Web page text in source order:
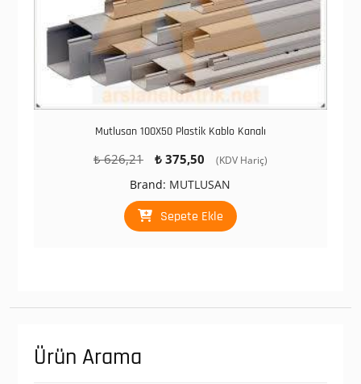
Mutlusan 100X50 Plastik Kablo Kanalı
₺626,21
Orijinal
₺ 626,21.
₺375,50
Şu
fiyat:
₺ 375,50.
(KDV Hariç)
Brand: MUTLUSAN
Sepete Ekle
Ürün Arama